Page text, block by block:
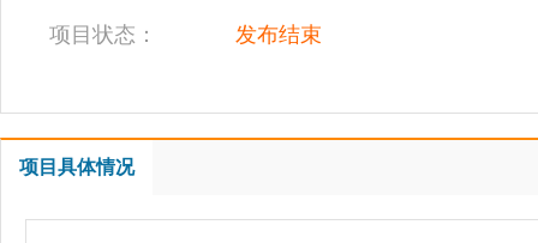
项目状态：
发布结束
项目具体情况